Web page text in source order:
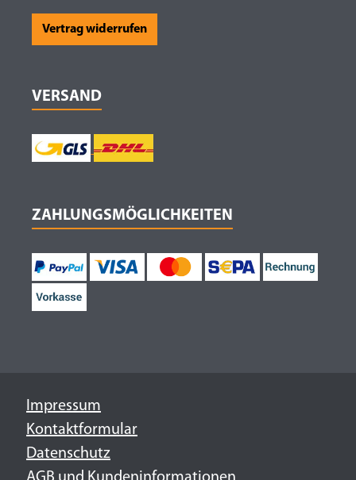
Vertrag widerrufen
VERSAND
ZAHLUNGSMÖGLICHKEITEN
Impressum
Kontaktformular
Datenschutz